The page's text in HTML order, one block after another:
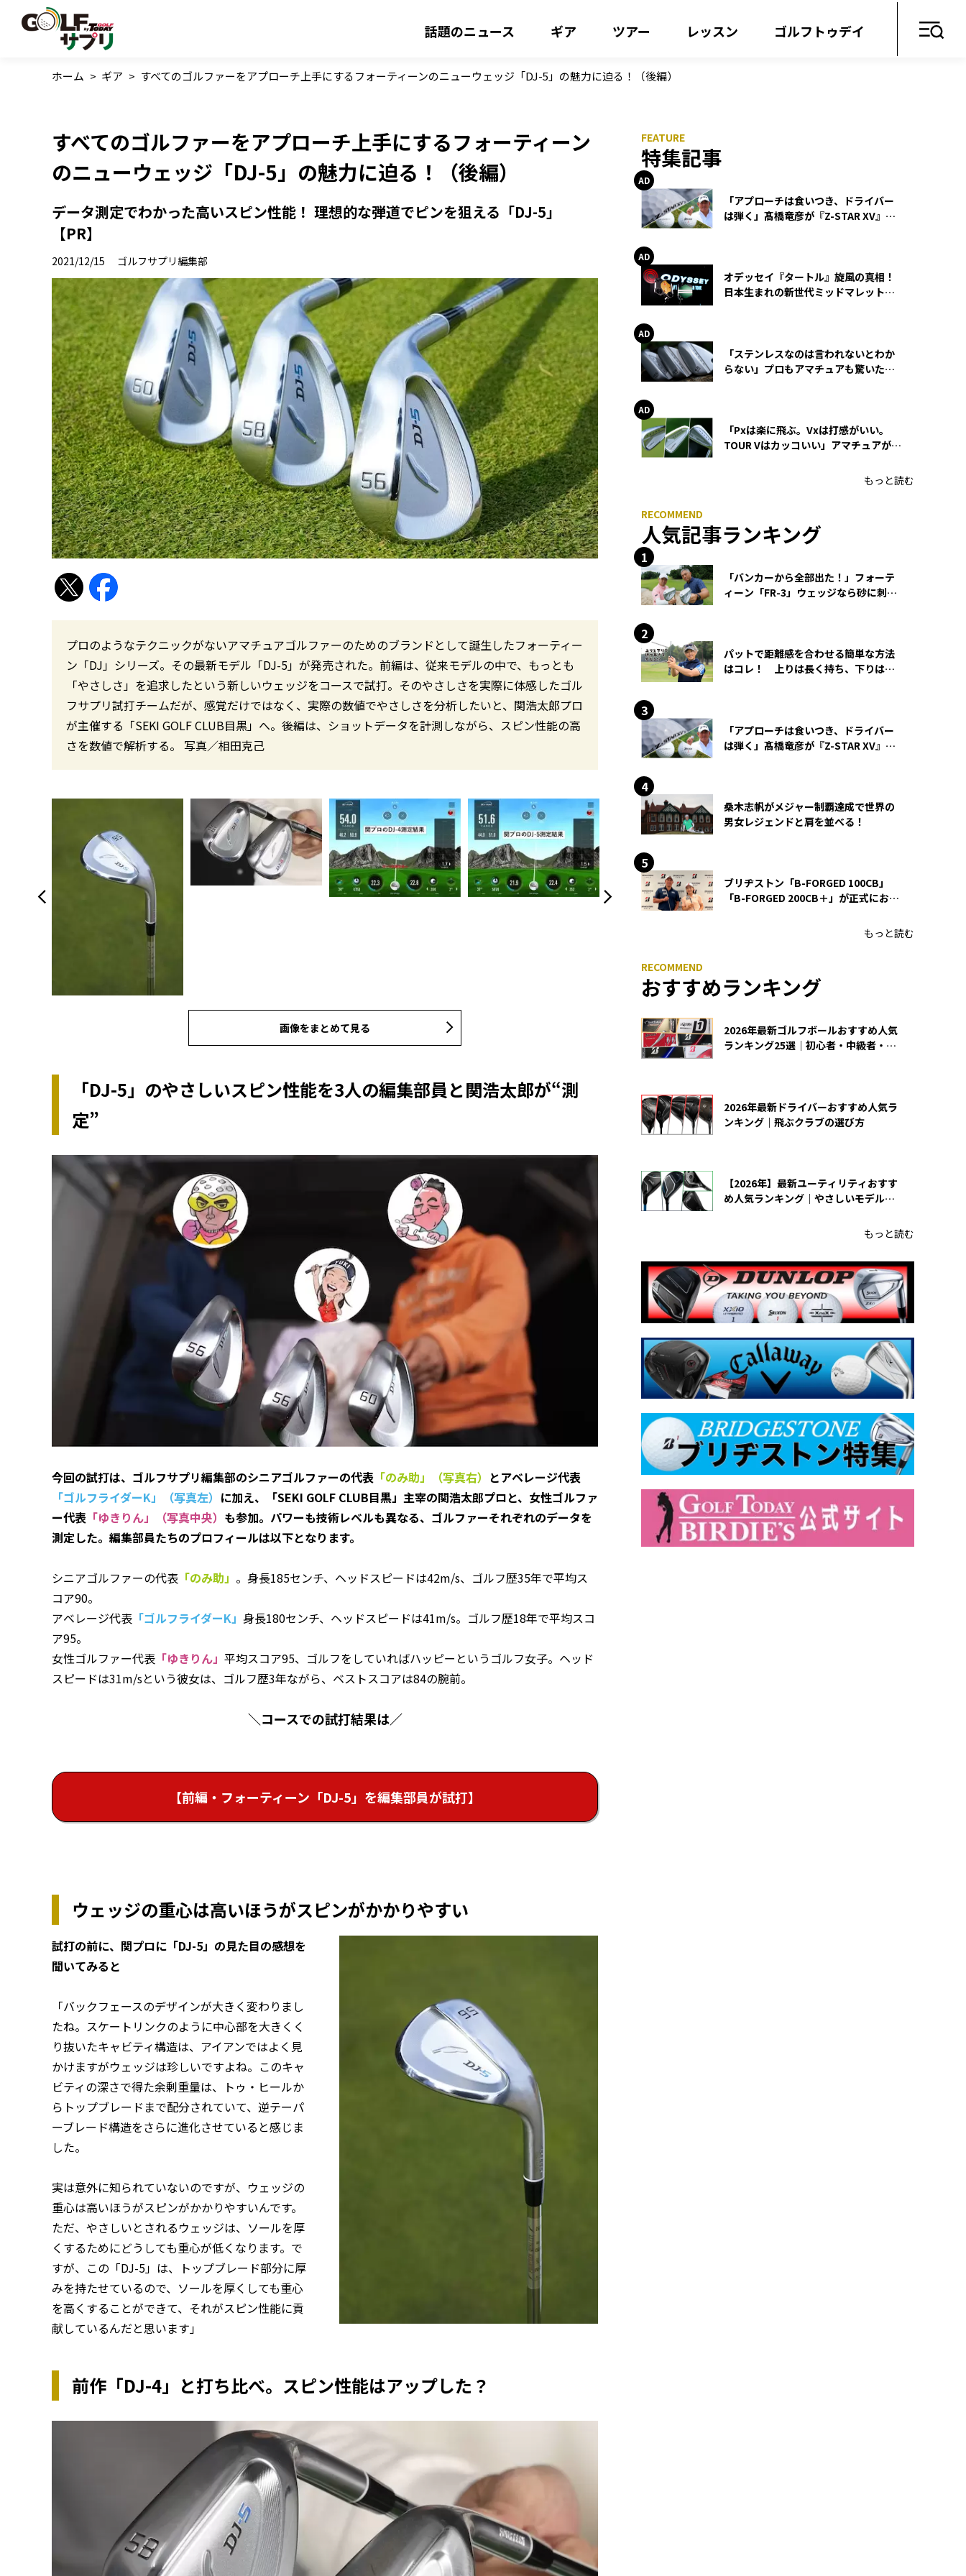
話題のニュース ギア ツアー レッスン ゴルフトゥデイ
ホーム > ギア > すべてのゴルファーをアプローチ上手にするフォーティーンのニューウェッジ「DJ-5」の魅力に迫る！（後編）
すべてのゴルファーをアプローチ上手にするフォーティーン
のニューウェッジ「DJ-5」の魅力に迫る！（後編）
データ測定でわかった高いスピン性能！ 理想的な弾道でピンを狙える「DJ-5」
【PR】
2021/12/15 ゴルフサプリ編集部
プロのようなテクニックがないアマチュアゴルファーのためのブランドとして誕生したフォーティー
ン「DJ」シリーズ。その最新モデル「DJ-5」が発売された。前編は、従来モデルの中で、もっとも
「やさしさ」を追求したという新しいウェッジをコースで試打。そのやさしさを実際に体感したゴル
フサプリ試打チームだが、感覚だけではなく、実際の数値でやさしさを分析したいと、関浩太郎プロ
が主催する「SEKI GOLF CLUB目黒」へ。後編は、ショットデータを計測しながら、スピン性能の高
さを数値で解析する。 写真／相田克己
画像をまとめて見る
「DJ-5」のやさしいスピン性能を3人の編集部員と関浩太郎が“測
定”
今回の試打は、ゴルフサプリ編集部のシニアゴルファーの代表 「のみ助」（写真右） とアベレージ代表
「ゴルフライダーK」（写真左） に加え、「SEKI GOLF CLUB目黒」主宰の関浩太郎プロと、女性ゴルファ
ー代表 「ゆきりん」（写真中央） も参加。パワーも技術レベルも異なる、ゴルファーそれぞれのデータを
測定した。編集部員たちのプロフィールは以下となります。
シニアゴルファーの代表 「のみ助」 。身長185センチ、ヘッドスピードは42m/s、ゴルフ歴35年で平均ス
コア90。
アベレージ代表 「ゴルフライダーK」 身長180センチ、ヘッドスピードは41m/s。ゴルフ歴18年で平均スコ
ア95。
女性ゴルファー代表 「ゆきりん」 平均スコア95、ゴルフをしていればハッピーというゴルフ女子。ヘッド
スピードは31m/sという彼女は、ゴルフ歴3年ながら、ベストスコアは84の腕前。
＼コースでの試打結果は／
【前編・フォーティーン「DJ-5」を編集部員が試打】
ウェッジの重心は高いほうがスピンがかかりやすい
試打の前に、関プロに「DJ-5」の見た目の感想を
聞いてみると
「バックフェースのデザインが大きく変わりまし
たね。スケートリンクのように中心部を大きくく
り抜いたキャビティ構造は、アイアンではよく見
かけますがウェッジは珍しいですよね。このキャ
ビティの深さで得た余剰重量は、トゥ・ヒールか
らトップブレードまで配分されていて、逆テーパ
ーブレード構造をさらに進化させていると感じま
した。
実は意外に知られていないのですが、ウェッジの
重心は高いほうがスピンがかかりやすいんです。
ただ、やさしいとされるウェッジは、ソールを厚
くするためにどうしても重心が低くなります。で
すが、この「DJ-5」は、トップブレード部分に厚
みを持たせているので、ソールを厚くしても重心
を高くすることができて、それがスピン性能に貢
献しているんだと思います」
前作「DJ-4」と打ち比べ。スピン性能はアップした？
特集記事
「アプローチは食いつき、ドライバー
は弾く」髙橋竜彦が『Z-STAR XV』を
オデッセイ『タートル』旋風の真相！
日本生まれの新世代ミッドマレットが
「ステンレスなのは言われないとわか
らない」プロもアマチュアも驚いた
「Pxは楽に飛ぶ。Vxは打感がいい。
TOUR Vはカッコいい」アマチュアが選
もっと読む
人気記事ランキング
「バンカーから全部出た！」フォーテ
ィーン「FR-3」ウェッジなら砂に刺さ
パットで距離感を合わせる簡単な方法
はコレ！ 上りは長く持ち、下りは短
「アプローチは食いつき、ドライバー
は弾く」髙橋竜彦が『Z-STAR XV』を
桑木志帆がメジャー制覇達成で世界の
男女レジェンドと肩を並べる！
ブリヂストン「B-FORGED 100CB」
「B-FORGED 200CB＋」が正式にお披
もっと読む
おすすめランキング
2026年最新ゴルフボールおすすめ人気
ランキング25選｜初心者・中級者・上
2026年最新ドライバーおすすめ人気ラ
ンキング｜飛ぶクラブの選び方
【2026年】最新ユーティリティおすす
め人気ランキング｜やさしいモデルの
もっと読む